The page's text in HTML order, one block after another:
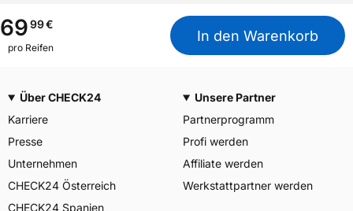
Motorrad Kennzeichnung
M/C
3PMSF / Alpine-Symbol
Nein
Herstellerkontakt
Goodyear S.A. Innovation
7750 Colmar-Berg
Luxemburg,
6999€
pro Reifen
In den Warenkorb
Über CHECK24
Karriere
Presse
Unternehmen
CHECK24 Österreich
CHECK24 Spanien
Unsere Partner
Partnerprogramm
Profi werden
Affiliate werden
Werkstattpartner werden